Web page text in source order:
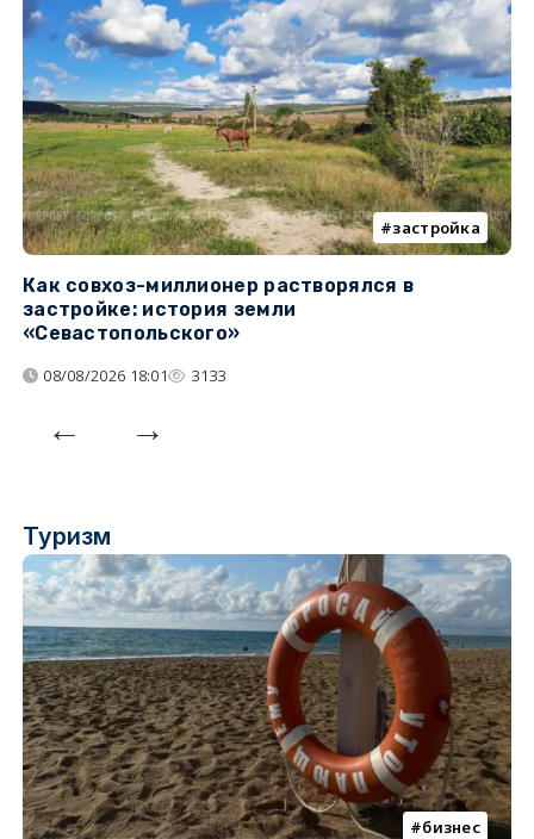
застройка
Как совхоз-миллионер растворялся в
застройке: история земли
«Севастопольского»
08/08/2026 18:01 3133
Туризм
бизнес